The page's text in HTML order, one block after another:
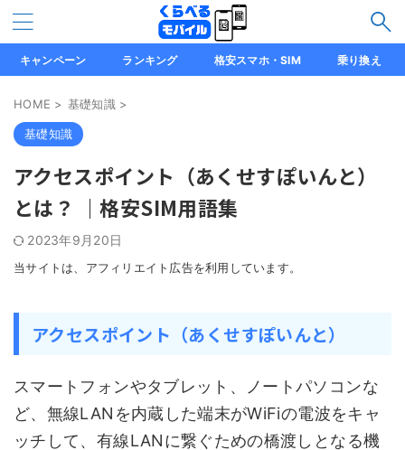
キャンペーン ランキング 格安スマホ・SIM 乗り換え
HOME > 基礎知識 >
基礎知識
アクセスポイント（あくせすぽいんと）
とは？ ｜格安SIM用語集
2023年9月20日
当サイトは、アフィリエイト広告を利用しています。
アクセスポイント（あくせすぽいんと）
スマートフォンやタブレット、ノートパソコンな
ど、無線LANを内蔵した端末がWiFiの電波をキャ
ッチして、有線LANに繋ぐための橋渡しとなる機